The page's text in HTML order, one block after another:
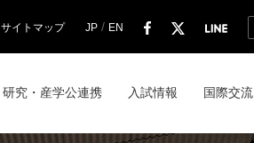
サイトマップ JP / EN
研究・産学公連携 入試情報 国際交流